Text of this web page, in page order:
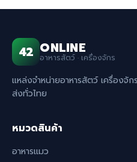
42 ONLINE
อาหารสัตว์ · เครื่องจักร
แหล่งจำหน่ายอาหารสัตว์ เครื่องจั
ส่งทั่วไทย
หมวดสินค้า
อาหารแมว